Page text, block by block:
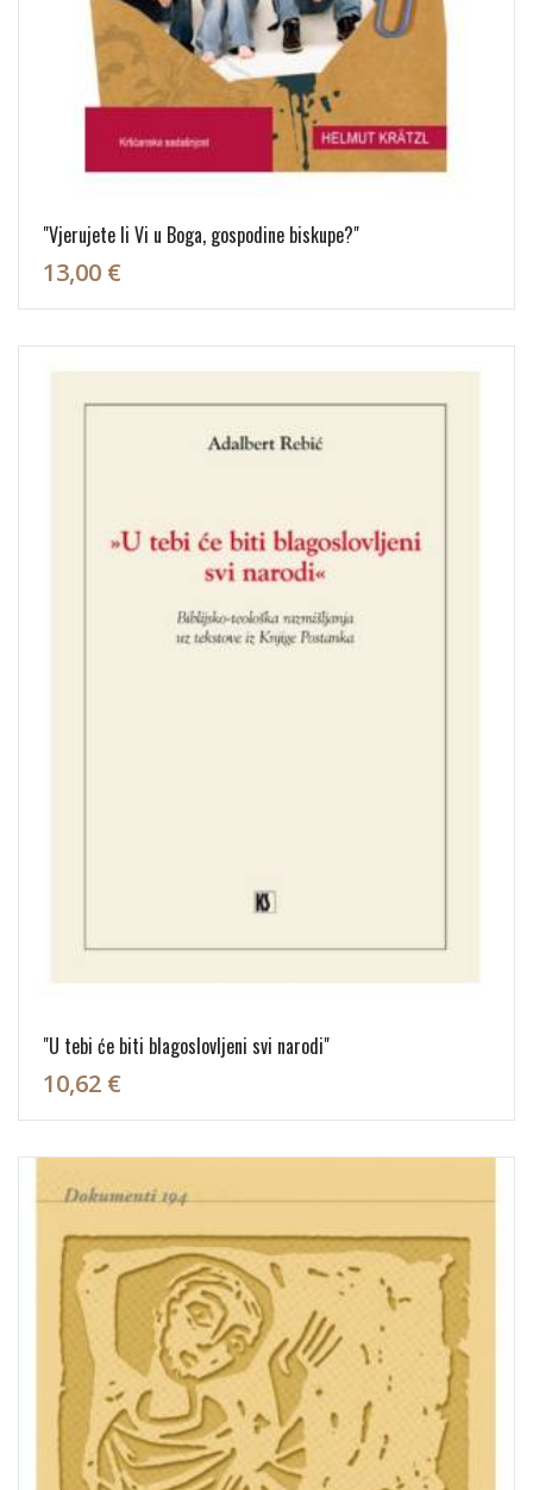
"Vjerujete li Vi u Boga, gospodine biskupe?"
13,00 €
"U tebi će biti blagoslovljeni svi narodi"
10,62 €